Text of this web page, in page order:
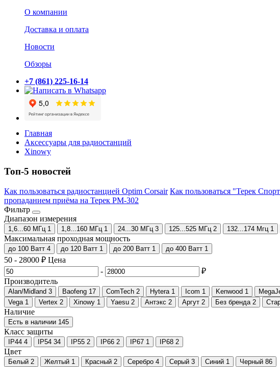
О компании
Доставка и оплата
Новости
Обзоры
+7 (861) 225-16-14
Главная
Аксессуары для радиостанций
Xinowy
Топ-5 новостей
Как пользоваться радиостанцией Optim Corsair Как пользоваться "Терек
пропаданием приёма на Терек РМ-302
Фильтр
Диапазон измерения
1,6...60 МГц 1 1,8...160 МГц 1 24...30 МГц 3 125...525 МГц 2 132...174 Мгц 1
Максимальная проходная мощность
до 100 Ватт 4 до 120 Ватт 1 до 200 Ватт 1 до 400 Ватт 1
50 - 28000 ₽ Цена
-
₽
Производитель
Alan/Midland 3 Baofeng 17 ComTech 2 Hytera 1 Icom 1 Kenwood 1
Vega 1 Vertex 2 Xinowy 1 Yaesu 2 Антэкс 2 Аргут 2 Без бренда 2
Наличие
Есть в наличии 145
Класс защиты
IP44 4 IP54 34 IP55 2 IP66 2 IP67 1 IP68 2
Цвет
Белый 2 Желтый 1 Красный 2 Серебро 4 Серый 3 Синий 1 Черный 86